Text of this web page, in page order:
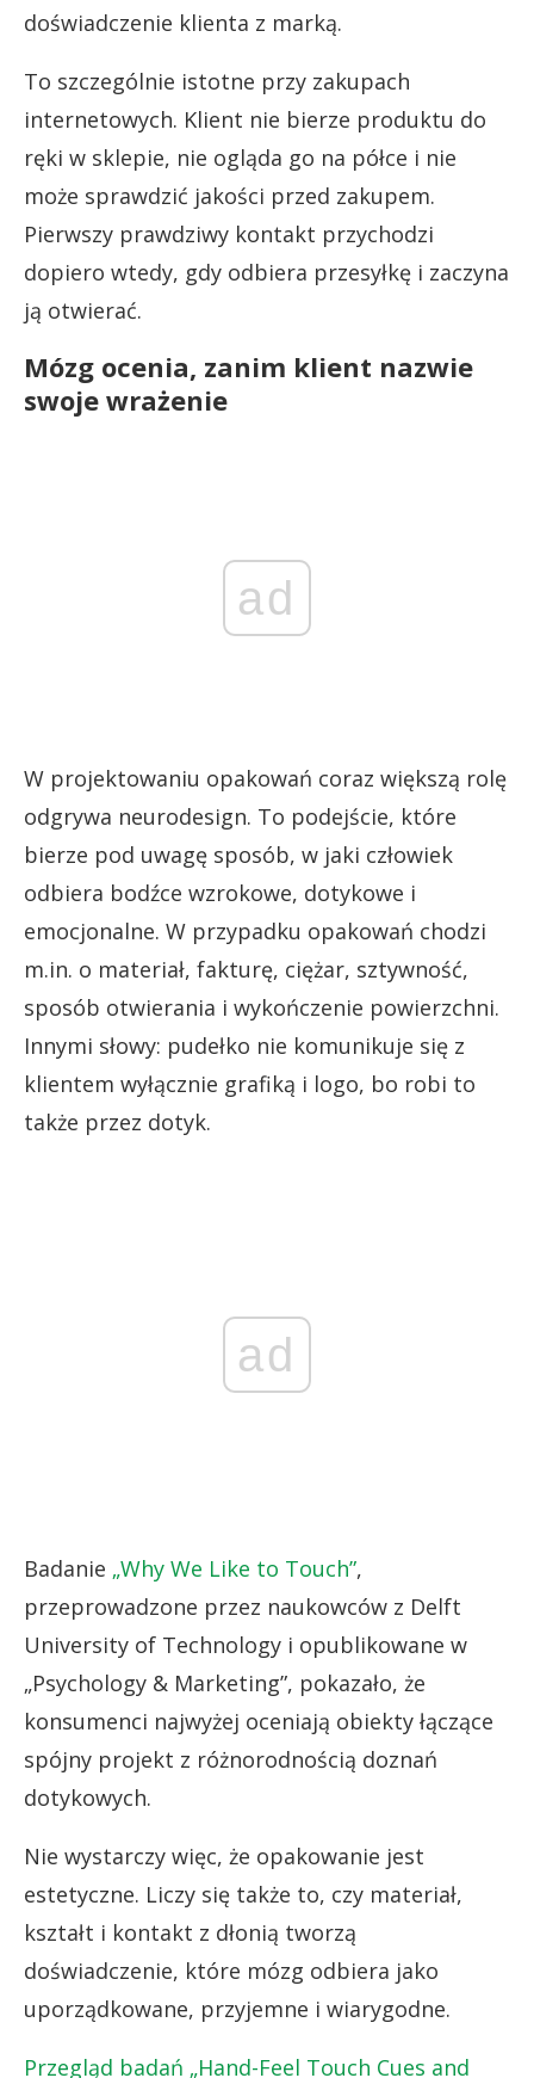
doświadczenie klienta z marką.
To szczególnie istotne przy zakupach
internetowych. Klient nie bierze produktu do
ręki w sklepie, nie ogląda go na półce i nie
może sprawdzić jakości przed zakupem.
Pierwszy prawdziwy kontakt przychodzi
dopiero wtedy, gdy odbiera przesyłkę i zaczyna
ją otwierać.
Mózg ocenia, zanim klient nazwie
swoje wrażenie
ad
W projektowaniu opakowań coraz większą rolę
odgrywa neurodesign. To podejście, które
bierze pod uwagę sposób, w jaki człowiek
odbiera bodźce wzrokowe, dotykowe i
emocjonalne. W przypadku opakowań chodzi
m.in. o materiał, fakturę, ciężar, sztywność,
sposób otwierania i wykończenie powierzchni.
Innymi słowy: pudełko nie komunikuje się z
klientem wyłącznie grafiką i logo, bo robi to
także przez dotyk.
ad
Badanie „Why We Like to Touch”,
przeprowadzone przez naukowców z Delft
University of Technology i opublikowane w
„Psychology & Marketing”, pokazało, że
konsumenci najwyżej oceniają obiekty łączące
spójny projekt z różnorodnością doznań
dotykowych.
Nie wystarczy więc, że opakowanie jest
estetyczne. Liczy się także to, czy materiał,
kształt i kontakt z dłonią tworzą
doświadczenie, które mózg odbiera jako
uporządkowane, przyjemne i wiarygodne.
Przegląd badań „Hand-Feel Touch Cues and